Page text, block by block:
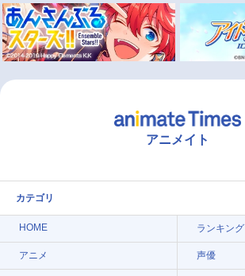
アニメイト
カテゴリ
HOME ランキング
アニメ 声優